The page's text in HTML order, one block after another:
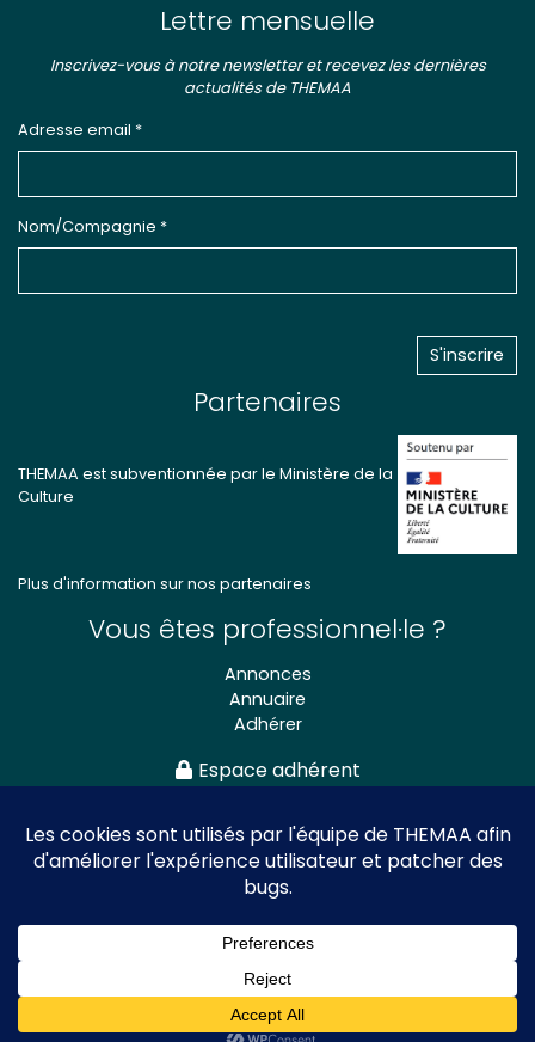
Lettre mensuelle
Inscrivez-vous à notre newsletter et recevez les dernières
actualités de THEMAA
Adresse email *
Nom/Compagnie *
Partenaires
THEMAA est subventionnée par le Ministère de la
Culture
Plus d'information sur nos partenaires
Vous êtes professionnel·le ?
Annonces
Annuaire
Adhérer
Espace adhérent
Association nationale
des Théâtres de Marionnettes
et Arts Associés